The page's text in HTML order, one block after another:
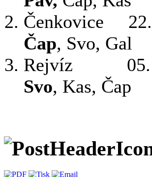
Čenkovice
Čap, Svo, Gal
Rejvíz 05.
Svo, Kas, Čap